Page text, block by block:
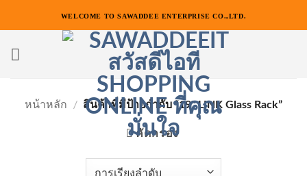
เนื้อหา
WELCOME TO SAWADDEE ENTERPRISE CO.,LTD.
หน้าหลัก / สินค้าที่มีป้ายกำกับ “19" LINK Glass Rack”
คัดกรอง